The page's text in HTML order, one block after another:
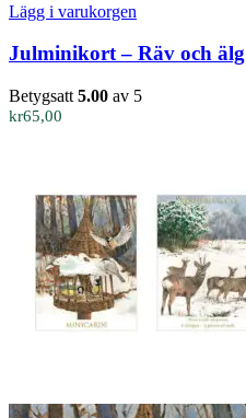
Lägg i varukorgen
Julminikort – Räv och älg
Betygsatt 5.00 av 5
kr65,00